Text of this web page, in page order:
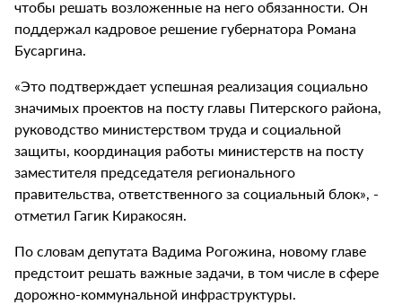
чтобы решать возложенные на него обязанности. Он
поддержал кадровое решение губернатора Романа
Бусаргина.
«Это подтверждает успешная реализация социально
значимых проектов на посту главы Питерского района,
руководство министерством труда и социальной
защиты, координация работы министерств на посту
заместителя председателя регионального
правительства, ответственного за социальный блок», -
отметил Гагик Киракосян.
По словам депутата Вадима Рогожина, новому главе
предстоит решать важные задачи, в том числе в сфере
дорожно-коммунальной инфраструктуры.